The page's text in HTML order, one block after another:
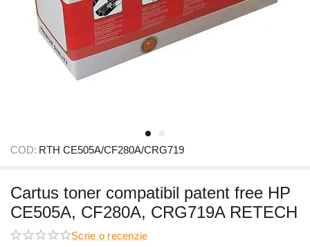
COD: RTH CE505A/CF280A/CRG719
Cartus toner compatibil patent free HP
CE505A, CF280A, CRG719A RETECH
Scrie o recenzie